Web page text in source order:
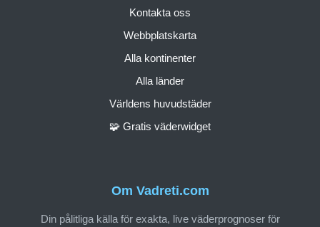
Om Vadreti.com
Din pålitliga källa för exakta, live väderprognoser för
Kontakta oss
Webbplatskarta
Alla kontinenter
Alla länder
Världens huvudstäder
🧩 Gratis väderwidget